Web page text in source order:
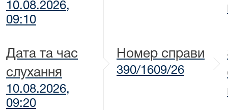
10.08.2026,
09:10
Дата та час
слухання
10.08.2026,
09:20
Номер справи
390/1609/26